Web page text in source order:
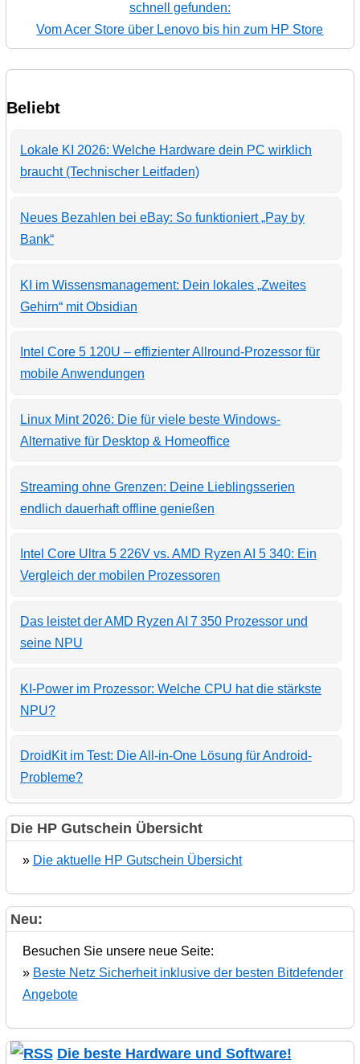
schnell gefunden:
Vom Acer Store über Lenovo bis hin zum HP Store
Beliebt
Lokale KI 2026: Welche Hardware dein PC wirklich
braucht (Technischer Leitfaden)
Neues Bezahlen bei eBay: So funktioniert „Pay by
Bank“
KI im Wissensmanagement: Dein lokales „Zweites
Gehirn“ mit Obsidian
Intel Core 5 120U – effizienter Allround-Prozessor für
mobile Anwendungen
Linux Mint 2026: Die für viele beste Windows-
Alternative für Desktop & Homeoffice
Streaming ohne Grenzen: Deine Lieblingsserien
endlich dauerhaft offline genießen
Intel Core Ultra 5 226V vs. AMD Ryzen AI 5 340: Ein
Vergleich der mobilen Prozessoren
Das leistet der AMD Ryzen AI 7 350 Prozessor und
seine NPU
KI-Power im Prozessor: Welche CPU hat die stärkste
NPU?
DroidKit im Test: Die All-in-One Lösung für Android-
Probleme?
Die HP Gutschein Übersicht
» Die aktuelle HP Gutschein Übersicht
Neu:
Besuchen Sie unsere neue Seite:
» Beste Netz Sicherheit inklusive der besten Bitdefender
Angebote
Die beste Hardware und Software!